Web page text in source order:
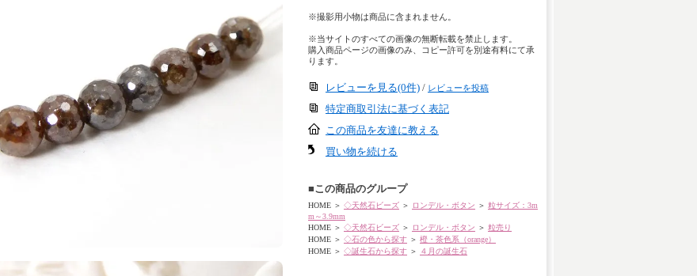
※撮影用小物は商品に含まれません。
※当サイトのすべての画像の無断転載を禁止します。
購入商品ページの画像のみ、コピー許可を別途有料にて承
ります。
レビューを見る(0件) / レビューを投稿
特定商取引法に基づく表記
この商品を友達に教える
買い物を続ける
■この商品のグループ
HOME ＞ ◇天然石ビーズ ＞ ロンデル・ボタン ＞ 粒サイズ：3m
m～3.9mm
HOME ＞ ◇天然石ビーズ ＞ ロンデル・ボタン ＞ 粒売り
HOME ＞ ◇石の色から探す ＞ 橙・茶色系（orange）
HOME ＞ ◇誕生石から探す ＞ ４月の誕生石